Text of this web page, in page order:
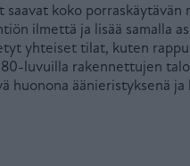
koko
ilmettä ja lisää samalla
yhteiset tilat, kuten
luvuilla rakennettujen
huonona äänieristyksenä